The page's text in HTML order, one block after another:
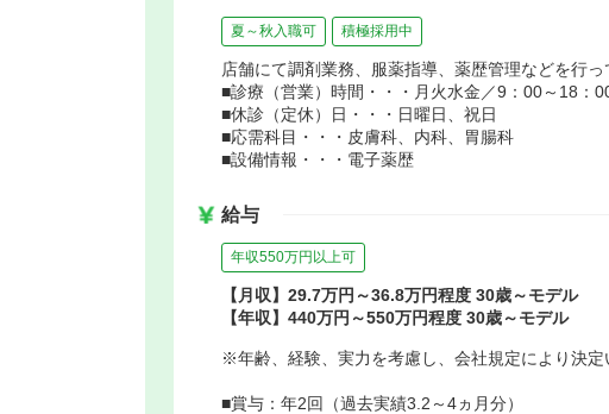
夏～秋入職可 積極採用中
店舗にて調剤業務、服薬指導、薬歴管理などを行っ
■診療（営業）時間・・・月火水金／9：00～18：
■休診（定休）日・・・日曜日、祝日
■応需科目・・・皮膚科、内科、胃腸科
■設備情報・・・電子薬歴
給与
年収550万円以上可
【月収】29.7万円～36.8万円程度 30歳～モデル
【年収】440万円～550万円程度 30歳～モデル
※年齢、経験、実力を考慮し、会社規定により決定
■賞与：年2回（過去実績3.2～4ヵ月分）